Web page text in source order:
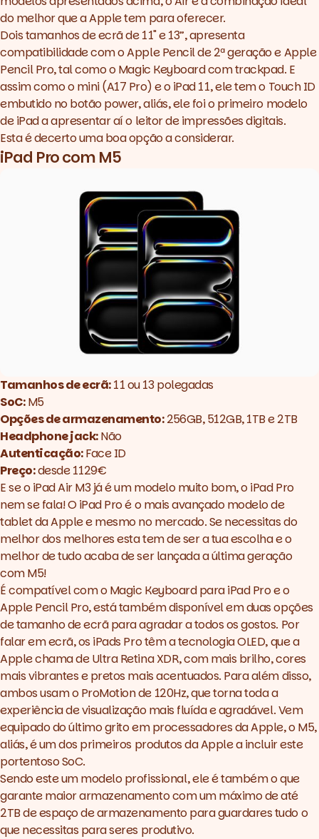
do melhor que a Apple tem para oferecer.
Dois tamanhos de ecrã de 11" e 13”, apresenta
compatibilidade com o Apple Pencil de 2ª geração e Apple
Pencil Pro, tal como o Magic Keyboard com trackpad. E
assim como o mini (A17 Pro) e o iPad 11, ele tem o Touch ID
embutido no botão power, aliás, ele foi o primeiro modelo
de iPad a apresentar aí o leitor de impressões digitais.
Esta é decerto uma boa opção a considerar.
iPad Pro com M5
Tamanhos de ecrã:11 ou 13 polegadas
SoC:M5
Opções de armazenamento:256GB, 512GB, 1TB e 2TB
Headphone jack:Não
Autenticação:Face ID
Preço:desde 1129€
E se o iPad Air M3 já é um modelo muito bom, o iPad Pro
nem se fala! O iPad Pro é o mais avançado modelo de
tablet da Apple e mesmo no mercado. Se necessitas do
melhor dos melhores esta tem de ser a tua escolha e o
melhor de tudo acaba de ser lançada a última geração
com M5!
É compatível com o Magic Keyboard para iPad Pro e o
Apple Pencil Pro, está também disponível em duas opções
de tamanho de ecrã para agradar a todos os gostos. Por
falar em ecrã, os iPads Pro têm a tecnologia OLED, que a
Apple chama de Ultra Retina XDR, com mais brilho, cores
mais vibrantes e pretos mais acentuados. Para além disso,
ambos usam o ProMotion de 120Hz, que torna toda a
experiência de visualização mais fluída e agradável. Vem
equipado do último grito em processadores da Apple, o M5,
aliás, é um dos primeiros produtos da Apple a incluir este
portentoso SoC.
Sendo este um modelo profissional, ele é também o que
garante maior armazenamento com um máximo de até
2TB de espaço de armazenamento para guardares tudo o
que necessitas para seres produtivo.